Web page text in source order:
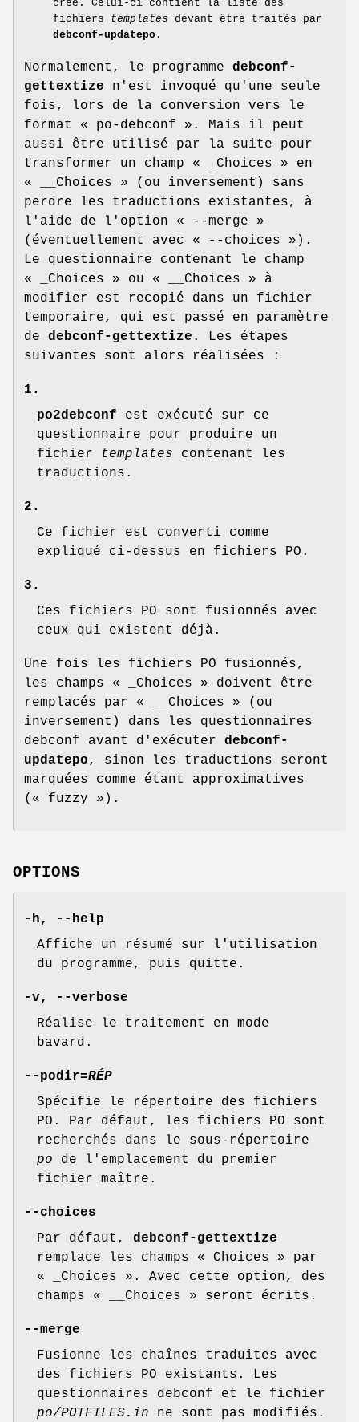
créé. Celui-ci contient la liste des
fichiers templates devant être traités par
debconf-updatepo .
Normalement, le programme debconf-
gettextize n'est invoqué qu'une seule
fois, lors de la conversion vers le
format « po-debconf » . Mais il peut
aussi être utilisé par la suite pour
transformer un champ « _Choices » en
« __Choices » (ou inversement) sans
perdre les traductions existantes, à
l'aide de l'option « --merge »
(éventuellement avec « --choices » ).
Le questionnaire contenant le champ
« _Choices » ou « __Choices » à
modifier est recopié dans un fichier
temporaire, qui est passé en paramètre
de debconf-gettextize . Les étapes
suivantes sont alors réalisées :
1.
po2debconf est exécuté sur ce
questionnaire pour produire un
fichier
templates contenant les
traductions.
2.
Ce fichier est converti comme
expliqué ci-dessus en fichiers PO.
3.
Ces fichiers PO sont fusionnés avec
ceux qui existent déjà.
Une fois les fichiers PO fusionnés,
les champs « _Choices » doivent être
remplacés par « __Choices » (ou
inversement) dans les questionnaires
debconf avant d'exécuter debconf-
updatepo, sinon les traductions seront
marquées comme étant approximatives
( « fuzzy » ).
OPTIONS
-h,
--help
Affiche un résumé sur l'utilisation
du programme, puis quitte.
-v,
--verbose
Réalise le traitement en mode
bavard.
--podir=RÉP
Spécifie le répertoire des fichiers
PO. Par défaut, les fichiers PO sont
recherchés dans le sous-répertoire
po de l'emplacement du premier
fichier maître.
--choices
Par défaut, debconf-gettextize
remplace les champs « Choices » par
« _Choices » . Avec cette option, des
champs « __Choices » seront écrits.
--merge
Fusionne les chaînes traduites avec
des fichiers PO existants. Les
questionnaires debconf et le fichier
po/POTFILES.in ne sont pas modifiés.